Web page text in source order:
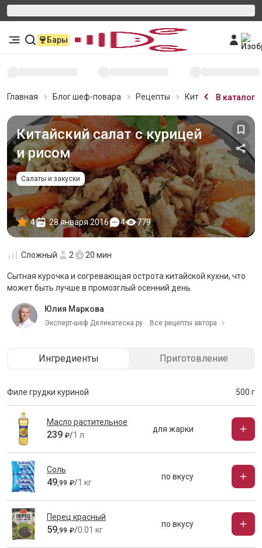
Бары
Главная Блог шеф-повара Рецепты Китайский салат с
В каталог
Китайский салат с курицей
и рисом
Салаты и закуски
4 28 января 2016 4 779
Сложный 2 20 мин
Сытная курочка и согревающая острота китайской кухни, что
может быть лучше в промозглый осенний день.
Юлия Маркова
Эксперт-шеф Деликатеска.ру Все рецепты автора
Ингредиенты Приготовление
Филе грудки куриной 500 г
Масло растительное
239 ₽/1 л
для жарки
Соль
49,99 ₽/1 кг
по вкусу
Перец красный
59,99 ₽/0.01 кг
по вкусу